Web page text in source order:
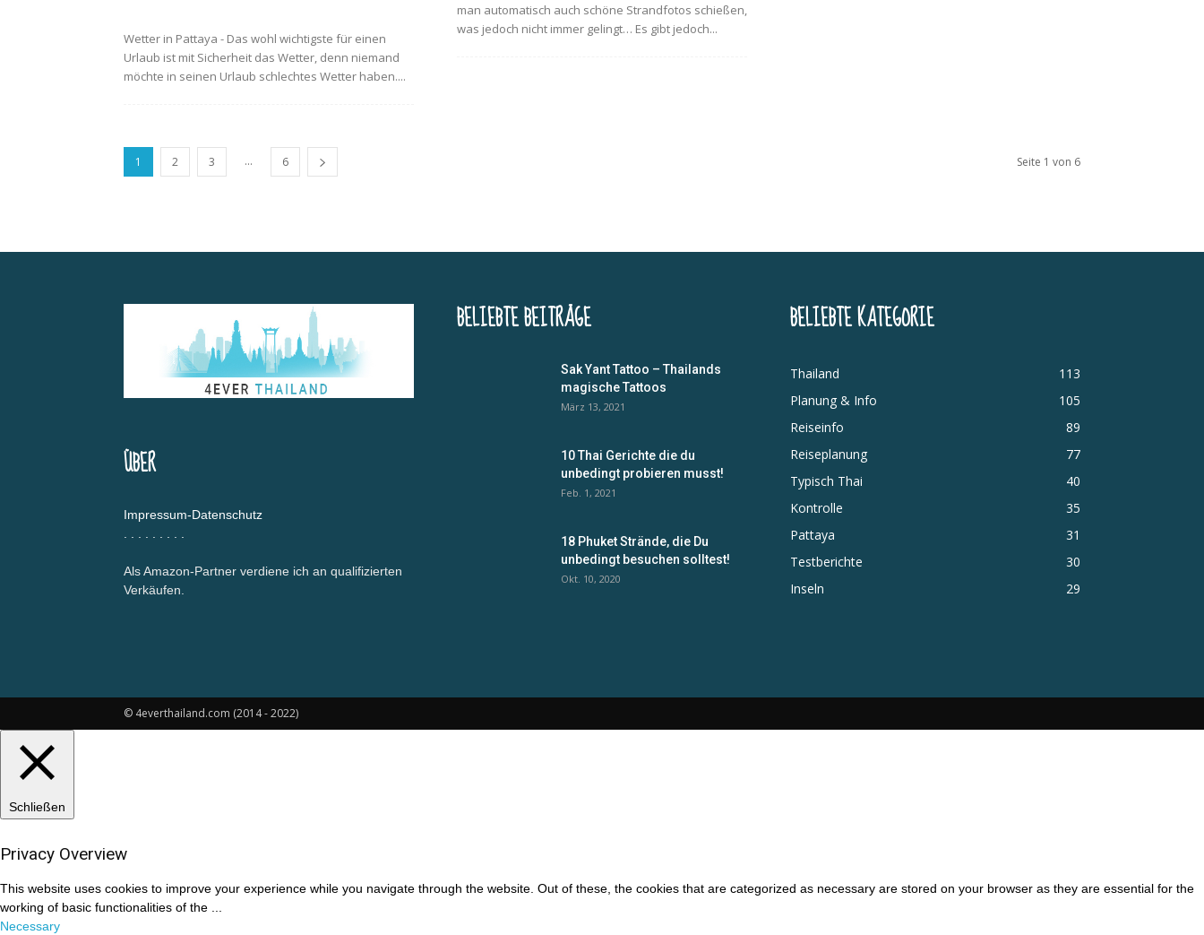
Wetter in Pattaya - Das wohl wichtigste für einen
Urlaub ist mit Sicherheit das Wetter, denn niemand
möchte in seinen Urlaub schlechtes Wetter haben....
man automatisch auch schöne Strandfotos schießen,
was jedoch nicht immer gelingt… Es gibt jedoch...
1 2 3 ... 6 Seite 1 von 6
ÜBER
Impressum-Datenschutz
Als Amazon-Partner verdiene ich an qualifizierten
Verkäufen.
BELIEBTE BEITRÄGE
Sak Yant Tattoo – Thailands
magische Tattoos
März 13, 2021
10 Thai Gerichte die du
unbedingt probieren musst!
Feb. 1, 2021
18 Phuket Strände, die Du
unbedingt besuchen solltest!
Okt. 10, 2020
BELIEBTE KATEGORIE
Thailand
113
Planung & Info
105
Reiseinfo
89
Reiseplanung
77
Typisch Thai
40
Kontrolle
35
Pattaya
31
Testberichte
30
Inseln
29
© 4everthailand.com (2014 - 2022)
Schließen
Privacy Overview
This website uses cookies to improve your experience while you navigate through the website. Out of these, the cookies that are categorized as necessary are stored on your browser as they are essential for the
working of basic functionalities of the
Necessary